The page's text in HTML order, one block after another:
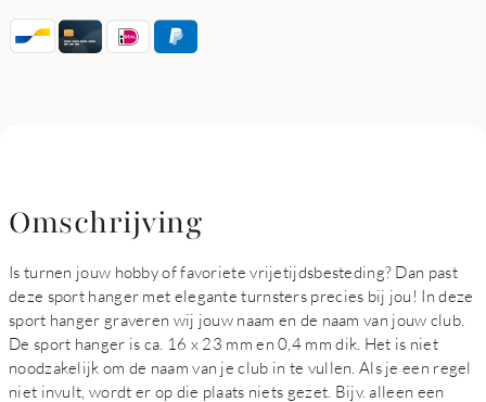
Omschrijving
Is turnen jouw hobby of favoriete vrijetijdsbesteding? Dan past
deze sport hanger met elegante turnsters precies bij jou! In deze
sport hanger graveren wij jouw naam en de naam van jouw club.
De sport hanger is ca. 16 x 23 mm en 0,4 mm dik. Het is niet
noodzakelijk om de naam van je club in te vullen. Als je een regel
niet invult, wordt er op die plaats niets gezet. Bijv. alleen een